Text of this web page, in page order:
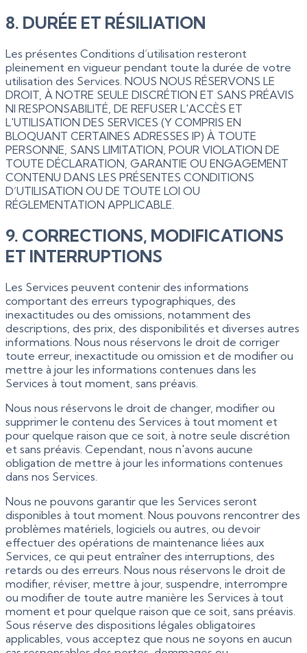
8. DURÉE ET RÉSILIATION
Les présentes Conditions d’utilisation resteront
pleinement en vigueur pendant toute la durée de votre
utilisation des Services. NOUS NOUS RÉSERVONS LE
DROIT, À NOTRE SEULE DISCRÉTION ET SANS PRÉAVIS
NI RESPONSABILITÉ, DE REFUSER L'ACCÈS ET
L'UTILISATION DES SERVICES (Y COMPRIS EN
BLOQUANT CERTAINES ADRESSES IP) À TOUTE
PERSONNE, SANS LIMITATION, POUR VIOLATION DE
TOUTE DÉCLARATION, GARANTIE OU ENGAGEMENT
CONTENU DANS LES PRÉSENTES CONDITIONS
D’UTILISATION OU DE TOUTE LOI OU
RÉGLEMENTATION APPLICABLE.
9. CORRECTIONS, MODIFICATIONS
ET INTERRUPTIONS
Les Services peuvent contenir des informations
comportant des erreurs typographiques, des
inexactitudes ou des omissions, notamment des
descriptions, des prix, des disponibilités et diverses autres
informations. Nous nous réservons le droit de corriger
toute erreur, inexactitude ou omission et de modifier ou
mettre à jour les informations contenues dans les
Services à tout moment, sans préavis.
Nous nous réservons le droit de changer, modifier ou
supprimer le contenu des Services à tout moment et
pour quelque raison que ce soit, à notre seule discrétion
et sans préavis. Cependant, nous n'avons aucune
obligation de mettre à jour les informations contenues
dans nos Services.
Nous ne pouvons garantir que les Services seront
disponibles à tout moment. Nous pouvons rencontrer des
problèmes matériels, logiciels ou autres, ou devoir
effectuer des opérations de maintenance liées aux
Services, ce qui peut entraîner des interruptions, des
retards ou des erreurs. Nous nous réservons le droit de
modifier, réviser, mettre à jour, suspendre, interrompre
ou modifier de toute autre manière les Services à tout
moment et pour quelque raison que ce soit, sans préavis.
Sous réserve des dispositions légales obligatoires
applicables, vous acceptez que nous ne soyons en aucun